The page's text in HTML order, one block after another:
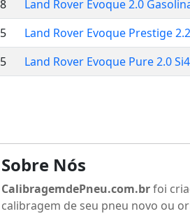
Land Rover Evoque 2.0
Land Rover Evoque Prestige
Land Rover Evoque Pure 2.0
Sobre Nós
CalibragemdePneu.com.brfoi
calibragem de seu pneu novo ou